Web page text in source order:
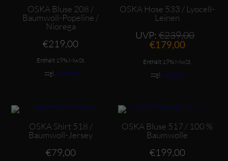
OSKA Bluse 208 /
Baumwoll-Popeline /
Niorega
€219,00
Enthält 19% MwSt.
zzgl.Versand
ANGEBOT
OSKA Hose 533 / Lyocell-
Leinen
UVP: €239,00
€179,00Aktueller
ist:
Enthält 19% MwSt.
zzgl.Versand
Dieses Produkt weist mehrere Varianten auf. Die Optionen können auf der Produktseite gewählt werden
OSKA Shirt 518 /
Baumwoll-Jersey
€79,00
Dieses Produkt weist mehrere Varianten auf. Die Optionen können auf der Produktseite gewählt werden
OSKA Bluse 517 / 100 %
Baumwolle
€199,00